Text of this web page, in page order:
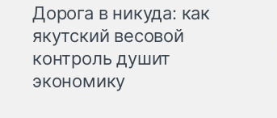
Дорога в никуда: как
якутский весовой
контроль душит
экономику